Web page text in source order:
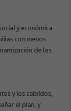
y económica
con menos
de los
y los cabildos,
el plan, y